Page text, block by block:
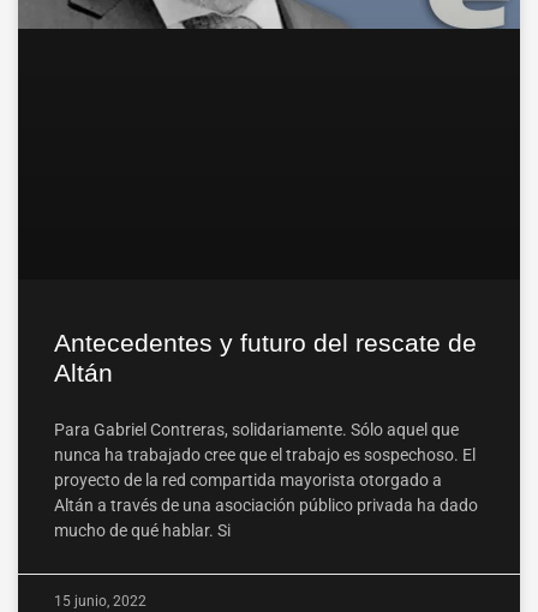
Antecedentes y futuro del rescate de
Altán
Para Gabriel Contreras, solidariamente. Sólo aquel que
nunca ha trabajado cree que el trabajo es sospechoso. El
proyecto de la red compartida mayorista otorgado a
Altán a través de una asociación público privada ha dado
mucho de qué hablar. Si
15 junio, 2022